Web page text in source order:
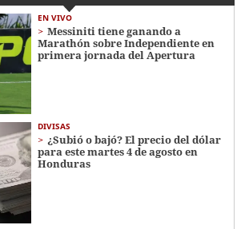
EN VIVO
Messiniti tiene ganando a
Marathón sobre Independiente en
primera jornada del Apertura
DIVISAS
¿Subió o bajó? El precio del dólar
para este martes 4 de agosto en
Honduras